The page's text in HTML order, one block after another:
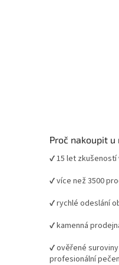
Proč nakoupit u
✔ 15 let
✔ více než 3500
✔ rychlé odeslání
✔ kamenná
✔ ověřené
profesionální